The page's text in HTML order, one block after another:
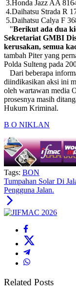
3.Honda Jazz AA
4.Daihatsu Strada R
5.Daihatsu Calya F
"Berikut ada dua
Sekretariat GMBI
kerusakan, semua
tambah Piter yang
Polda Sulteng pada
Dari beberapa
diindikasikan aksi ini
oleh wartawan media
prosesnya masih
Hukum Kriminal.
B O NIKLAN
Tags: BON
Tumpahan Solar Di
Pengguna Jalan.
Related Posts